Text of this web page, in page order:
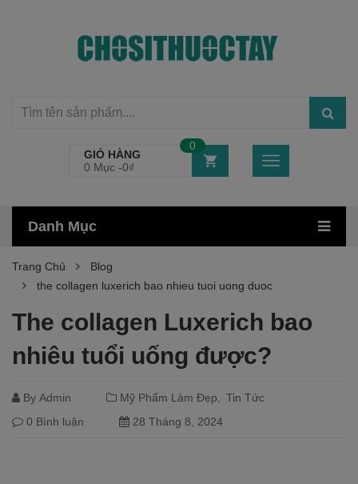
GIỎ HÀNG
0 Mục -0₫
0
Danh Mục
Trang Chủ
Blog
the collagen luxerich bao nhieu tuoi uong duoc
The collagen Luxerich bao
nhiêu tuổi uống được?
By Admin Mỹ Phẩm Làm Đẹp
Tin Tức
0 Bình luận
28 Tháng 8, 2024